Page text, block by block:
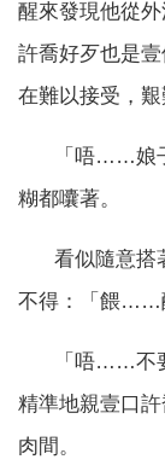
醒來發現他從外
許喬好歹也是
在難以接受，艱
「唔……娘子
糊都囔著。
看似隨意搭
不得：「餵……
「唔……不要
精準地親壹口
肉間。